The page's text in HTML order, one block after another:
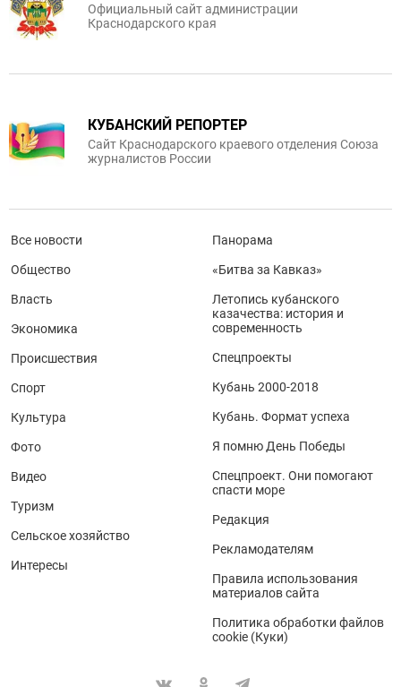
Официальный сайт администрации
Краснодарского края
КУБАНСКИЙ РЕПОРТЕР
Сайт Краснодарского краевого отделения Союза
журналистов России
Все новости
Общество
Власть
Экономика
Происшествия
Спорт
Культура
Фото
Видео
Туризм
Сельское хозяйство
Интересы
Панорама
«Битва за Кавказ»
Летопись кубанского
казачества: история и
современность
Спецпроекты
Кубань 2000-2018
Кубань. Формат успеха
Я помню День Победы
Спецпроект. Они помогают
спасти море
Редакция
Рекламодателям
Правила использования
материалов сайта
Политика обработки файлов
cookie (Куки)